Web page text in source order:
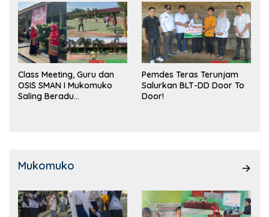
Class Meeting, Guru dan
OSIS SMAN I Mukomuko
Saling Beradu
Pemdes Teras Terunjam
Salurkan BLT-DD Door To
Door!
Mukomuko